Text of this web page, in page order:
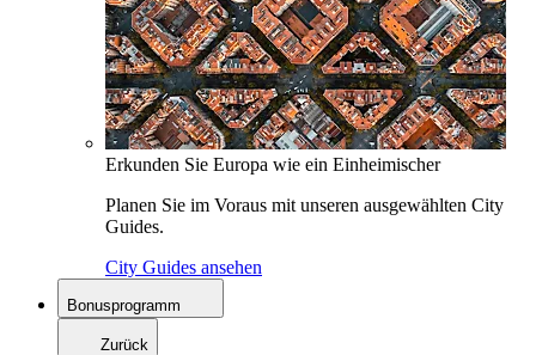
Erkunden Sie Europa wie ein Einheimischer
Planen Sie im Voraus mit unseren ausgewählten City
Guides.
City Guides ansehen
Bonusprogramm
Zurück